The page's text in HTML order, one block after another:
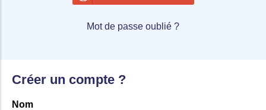
Mot de passe oublié ?
Créer un compte ?
Nom